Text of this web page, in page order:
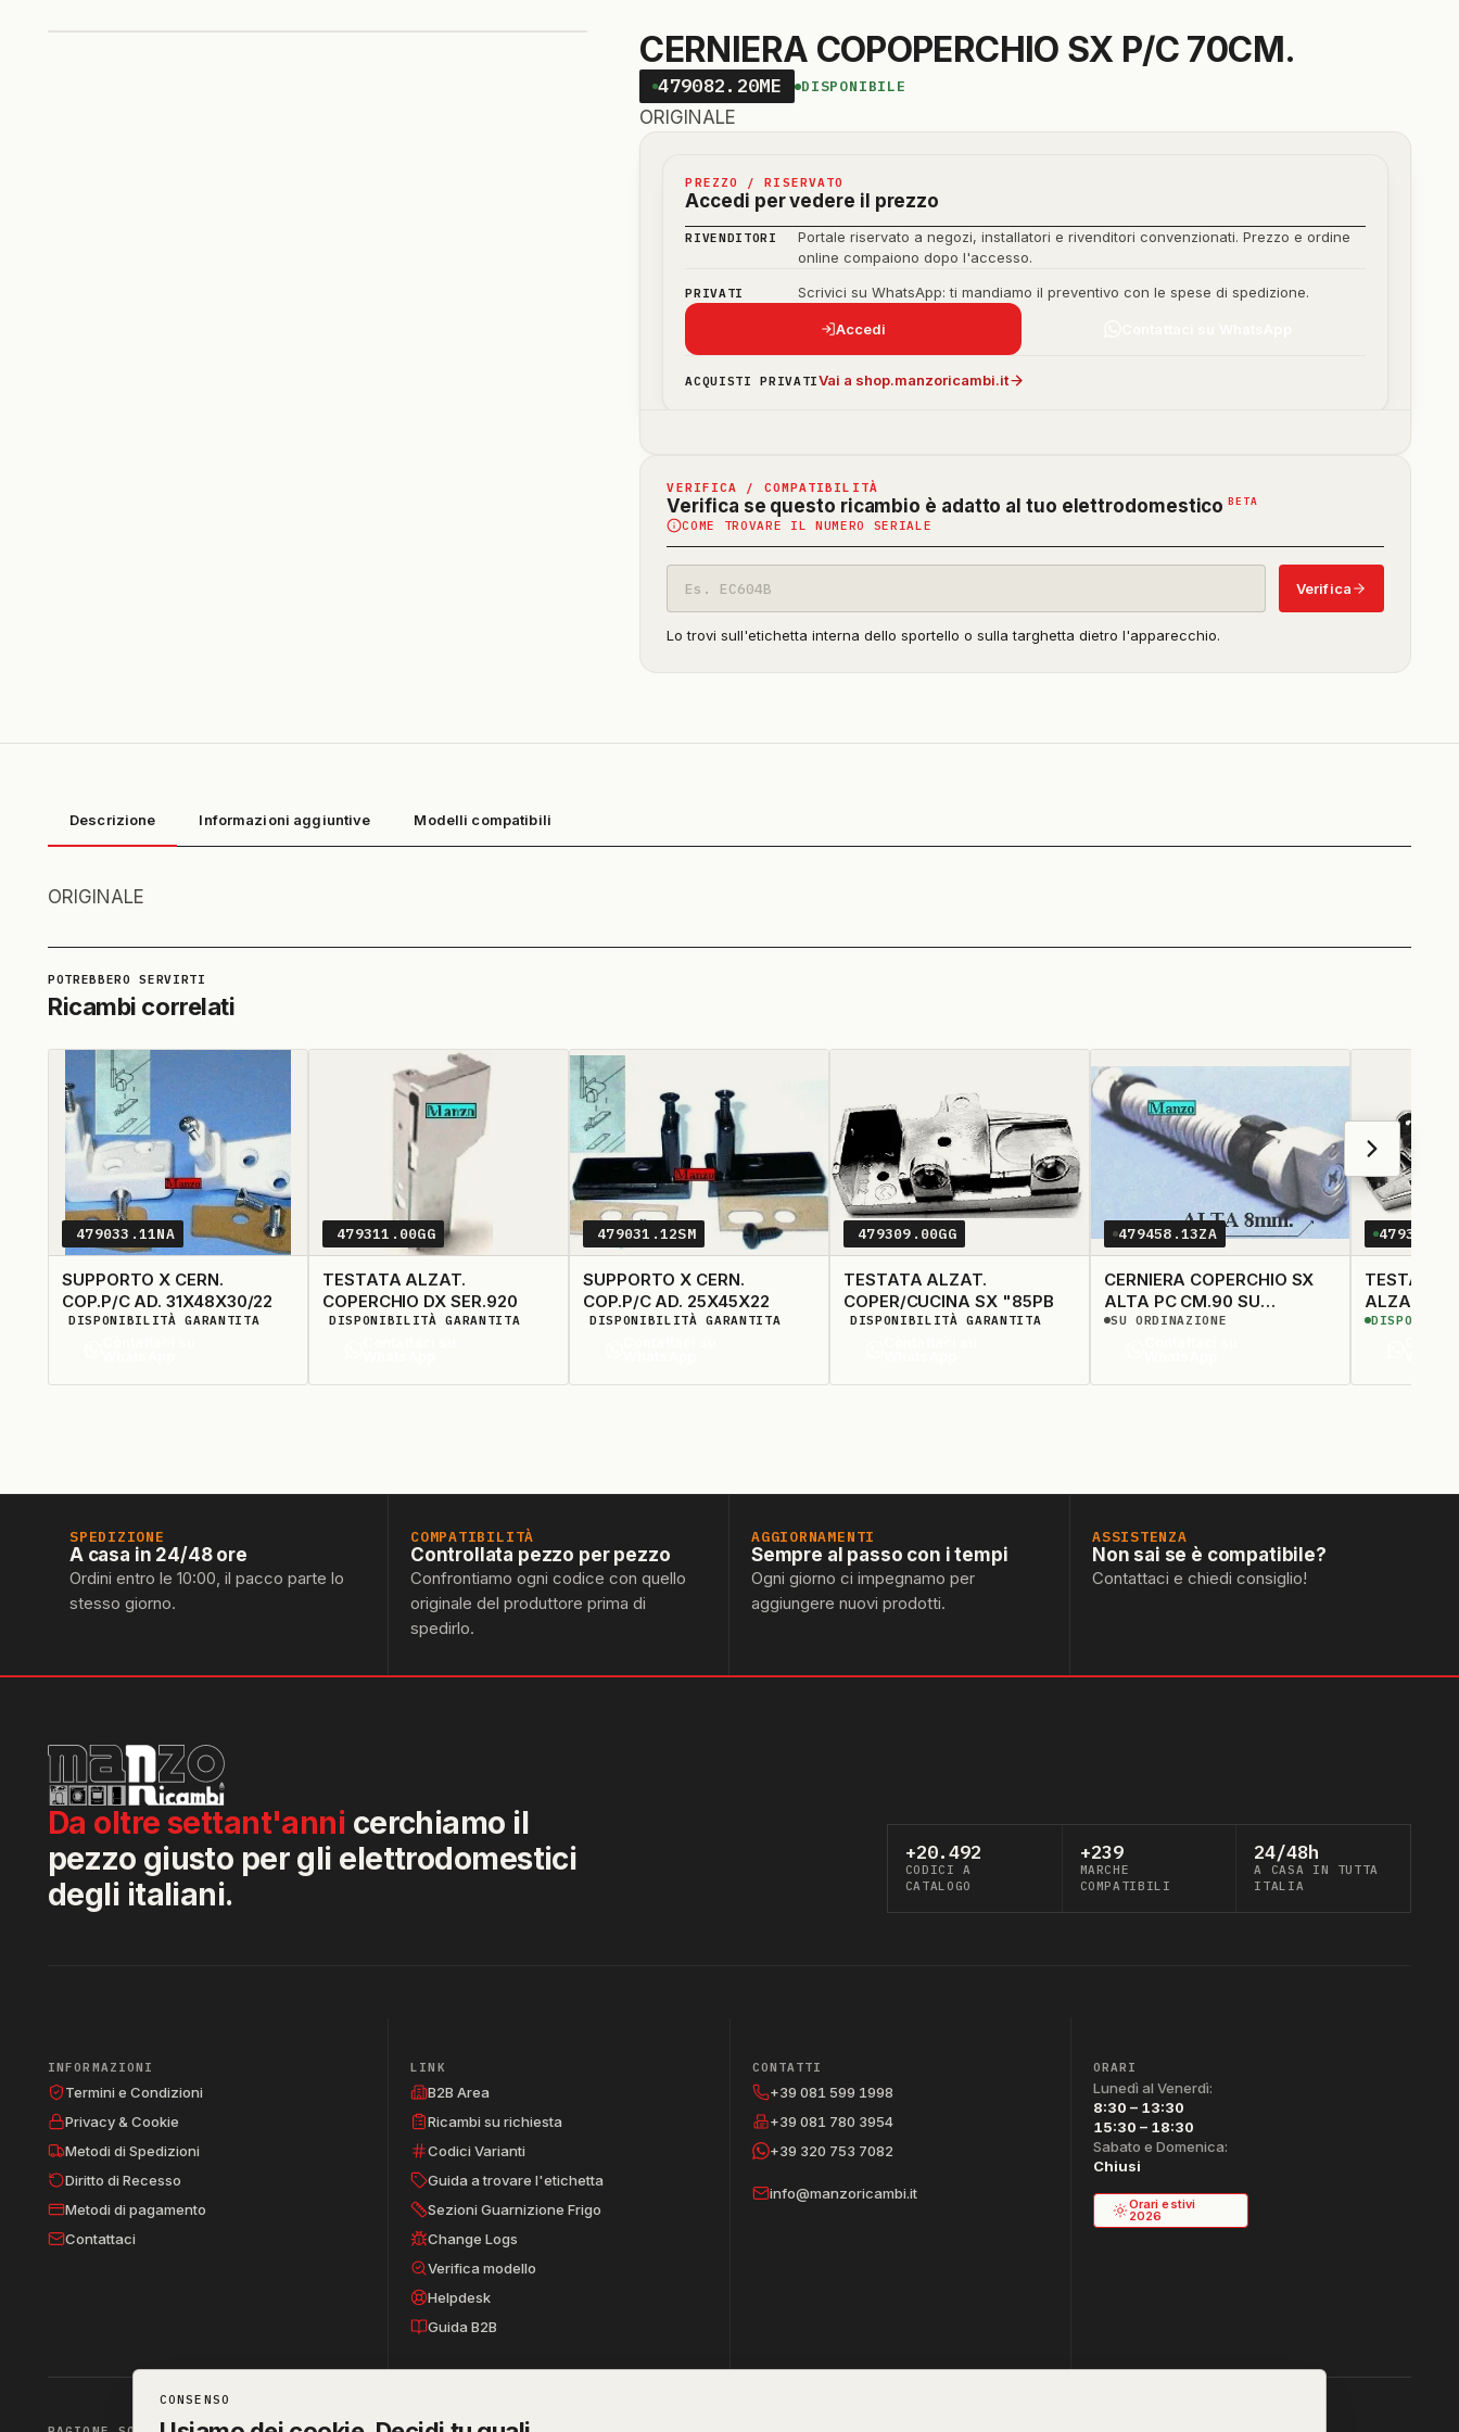
CERNIERA COPOPERCHIO SX P/C 70CM.
479082.20ME DISPONIBILE
ORIGINALE
PREZZO / RISERVATO
Accedi per vedere il prezzo
RIVENDITORI
Portale riservato a negozi, installatori e rivenditori convenzionati. Prezzo e ordine
online compaiono dopo l'accesso.
PRIVATI Scrivici su WhatsApp: ti mandiamo il preventivo con le spese di spedizione.
Accedi
ACQUISTI PRIVATIVai a shop.manzoricambi.it
VERIFICA / COMPATIBILITÀ
Verifica se questo ricambio è adatto al tuo elettrodomestico BETA
beta)
COME TROVARE IL NUMERO SERIALE
modello
Verifica
Lo trovi sull'etichetta interna dello sportello o sulla targhetta dietro l'apparecchio.
Descrizione Informazioni aggiuntive Modelli compatibili
ORIGINALE
Ricambi correlati
479033.11NA
SUPPORTO X CERN.
COP.P/C AD. 31X48X30/22
DISPONIBILITÀ GARANTITA
479311.00GG
TESTATA ALZAT.
COPERCHIO DX SER.920
DISPONIBILITÀ GARANTITA
479031.12SM
SUPPORTO X CERN.
COP.P/C AD. 25X45X22
DISPONIBILITÀ GARANTITA
479309.00GG
TESTATA ALZAT.
COPER/CUCINA SX "85PB
DISPONIBILITÀ GARANTITA
479458.13ZA
CERNIERA COPERCHIO SX
ALTA PC CM.90 SU
ORDINAZIONE
SU ORDINAZIONE
TESTATA
"SX"55/
SPEDIZIONE
A casa in 24/48 ore
Ordini entro le 10:00, il pacco parte lo
stesso giorno.
COMPATIBILITÀ
Controllata pezzo per pezzo
Confrontiamo ogni codice con quello
originale del produttore prima di
spedirlo.
AGGIORNAMENTI
Sempre al passo con i tempi
Ogni giorno ci impegnamo per
aggiungere nuovi prodotti.
ASSISTENZA
Non sai se è compatibile?
Contattaci e chiedi consiglio!
Da oltre settant'anni cerchiamo il
pezzo giusto per gli elettrodomestici
degli italiani.
+20.492
CODICI A
CATALOGO
+239
MARCHE
COMPATIBILI
24/48h
A CASA IN TUTTA
ITALIA
INFORMAZIONI
Termini e Condizioni
Privacy & Cookie
Metodi di Spedizioni
Diritto di Recesso
Metodi di pagamento
Contattaci
LINK
B2B Area
Ricambi su richiesta
Codici Varianti
Guida a trovare l'etichetta
Sezioni Guarnizione Frigo
Change Logs
Verifica modello
Helpdesk
Guida B2B
CONTATTI
+39 081 599 1998
+39 081 780 3954
+39 320 753 7082
info@manzoricambi.it
ORARI
Lunedì al Venerdì:
8:30 – 13:30
15:30 – 18:30
Sabato e Domenica:
Chiusi
Orari estivi
2026
CONSENSO